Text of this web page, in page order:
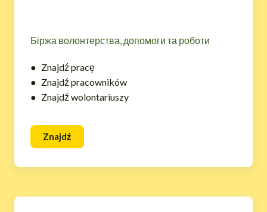
Біржа волонтерства, допомоги та роботи
● Znajdź pracę
● Znajdź pracowników
● Znajdź wolontariuszy
Znajdź